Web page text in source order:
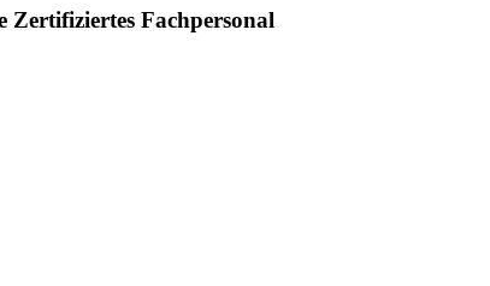
Zertifiziertes Fachpersonal